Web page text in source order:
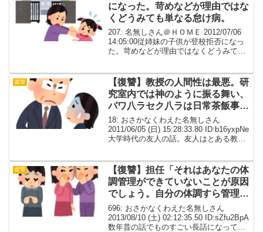
になった。苛めなどが理由ではな
くどうみても単なる怠け病。
207: 名無しさん＠ＨＯＭＥ 2012/07/06
14:05:00従姉妹の子供が登校拒否になっ
た。苛めなどが理由ではなくどうみても
ん！！娘は必ﾀﾋで育てているのに、学
校...
復讐
【復讐】教授の人間性は最悪。研
究室内では神のように振る舞い、
パワ八ラセク八ラは日常茶飯事と
いった有様。
18: おさかなくわえた名無しさん
2011/06/05 (日) 15:28:33.80 ID:b16yxpNe
大学時代の友人の話。友人はとある教授
性は最悪。研究室内で...
復讐
【復讐】担任「それはあなたの体
調管理ができていないことが原因
でしょう。自分の体調すら管理で
きない人間がいじめられるのは当
然。」
696: おさかなくわえた名無しさん
2013/08/10 (土) 02:12:35.50 ID:sZfu2BpA
数年昔の話でものすごい長話になってし